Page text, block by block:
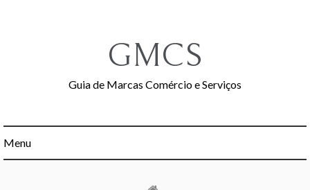
GMCS
Guia de Marcas Comércio e Serviços
Menu